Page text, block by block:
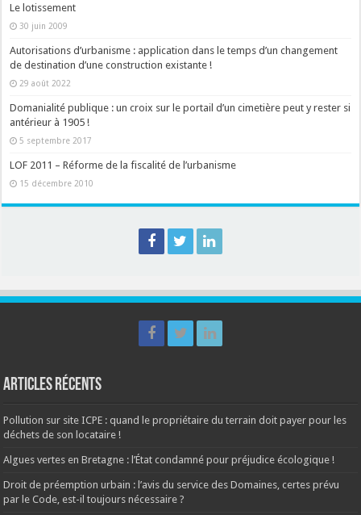
Le lotissement
30 juin 2009
Autorisations d’urbanisme : application dans le temps d’un changement
de destination d’une construction existante !
29 août 2022
Domanialité publique : un croix sur le portail d’un cimetière peut y rester si
antérieur à 1905 !
5 septembre 2017
LOF 2011 – Réforme de la fiscalité de l’urbanisme
15 décembre 2010
Articles récents
Pollution sur site ICPE : quand le propriétaire du terrain doit payer pour les
déchets de son locataire !
Algues vertes en Bretagne : l’État condamné pour préjudice écologique !
Droit de préemption urbain : l’avis du service des Domaines, certes prévu
par le Code, est-il toujours nécessaire ?